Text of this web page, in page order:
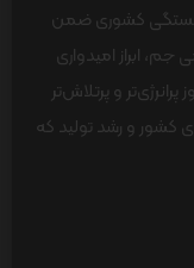
کشوری ضمن
ابراز امیدواری
و پرتلاش‌تر
کشور و رشد تولید که